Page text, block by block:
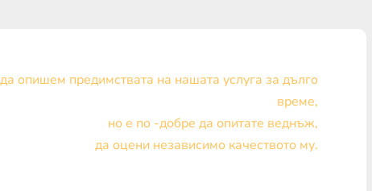
Visa/MasterCard USD
Visa/MasterCard EUR
опишем предимствата на нашата услуга за дълго
време,
но е по -добре да опитате веднъж,
да оцени независимо качеството му.